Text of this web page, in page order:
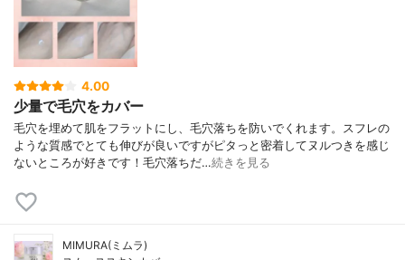
4.00
少量で毛穴をカバー
毛穴を埋めて肌をフラットにし、毛穴落ちを防いでくれます。スフレの
ような質感でとても伸びが良いですがピタっと密着してヌルつきを感じ
ないところが好きです！毛穴落ちだ…続きを見る
MIMURA(ミムラ)